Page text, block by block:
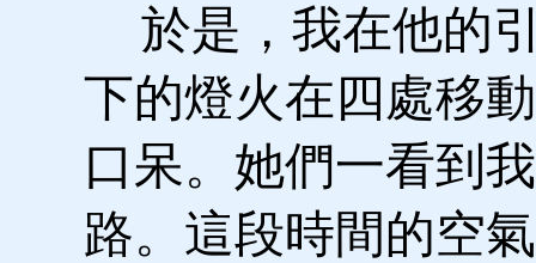
於是，我在他的
下的燈火在四處移
口呆。她們一看到
路。這段時間的空